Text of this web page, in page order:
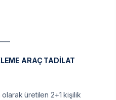
ARAÇ TADİLAT
olarak üretilen 2+1 kişilik